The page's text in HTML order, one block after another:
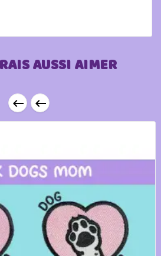
AUSSI AIMER
 